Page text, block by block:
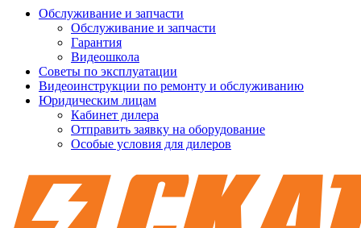
Обслуживание и запчасти
Обслуживание и запчасти
Гарантия
Видеошкола
Советы по эксплуатации
Видеоинструкции по ремонту и обслуживанию
Юридическим лицам
Кабинет дилера
Отправить заявку на оборудование
Особые условия для дилеров